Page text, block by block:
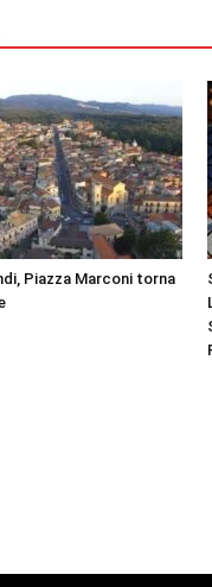
Piazza Marconi torna